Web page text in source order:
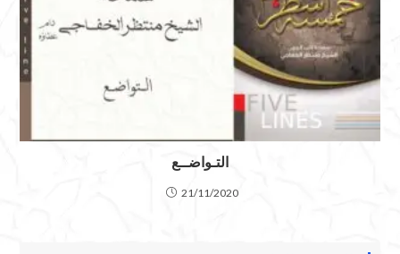
التـواضــع
21/11/2020